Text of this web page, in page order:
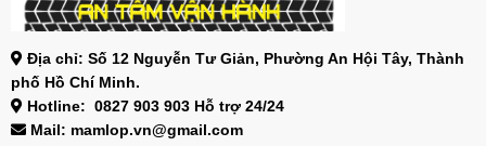
Địa chỉ: Số 12 Nguyễn Tư Giản, Phường An Hội Tây, Thành
phố Hồ Chí Minh.
Hotline: 0827 903 903 Hỗ trợ 24/24
Mail: mamlop.vn@gmail.com